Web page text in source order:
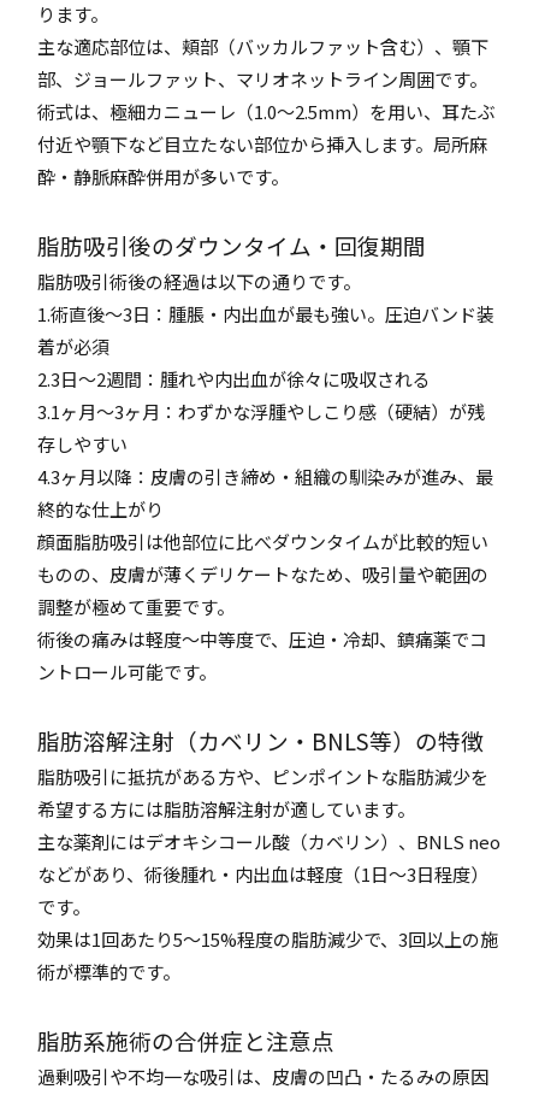
ります。
主な適応部位は、頬部（バッカルファット含む）、顎下
部、ジョールファット、マリオネットライン周囲です。
術式は、極細カニューレ（1.0〜2.5mm）を用い、耳たぶ
付近や顎下など目立たない部位から挿入します。局所麻
酔・静脈麻酔併用が多いです。
脂肪吸引後のダウンタイム・回復期間
脂肪吸引術後の経過は以下の通りです。
1.術直後〜3日：腫脹・内出血が最も強い。圧迫バンド装
着が必須
2.3日〜2週間：腫れや内出血が徐々に吸収される
3.1ヶ月〜3ヶ月：わずかな浮腫やしこり感（硬結）が残
存しやすい
4.3ヶ月以降：皮膚の引き締め・組織の馴染みが進み、最
終的な仕上がり
顔面脂肪吸引は他部位に比べダウンタイムが比較的短い
ものの、皮膚が薄くデリケートなため、吸引量や範囲の
調整が極めて重要です。
術後の痛みは軽度〜中等度で、圧迫・冷却、鎮痛薬でコ
ントロール可能です。
脂肪溶解注射（カベリン・BNLS等）の特徴
脂肪吸引に抵抗がある方や、ピンポイントな脂肪減少を
希望する方には脂肪溶解注射が適しています。
主な薬剤にはデオキシコール酸（カベリン）、BNLS neo
などがあり、術後腫れ・内出血は軽度（1日〜3日程度）
です。
効果は1回あたり5〜15%程度の脂肪減少で、3回以上の施
術が標準的です。
脂肪系施術の合併症と注意点
過剰吸引や不均一な吸引は、皮膚の凹凸・たるみの原因